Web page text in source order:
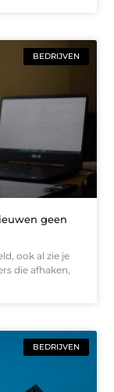
BEDRIJVEN
geen
ook al zie je
die afhaken,
BEDRIJVEN